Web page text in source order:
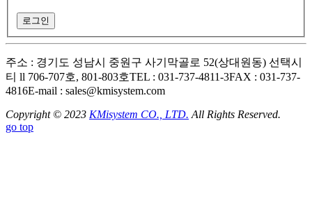
주소 : 경기도 성남시 중원구 사기막골로 52(상대원동) 선택시
티 ll 706-707호, 801-803호TEL : 031-737-4811-3FAX : 031-737-
4816E-mail : sales@kmisystem.com
Copyright © 2023 KMisystem CO., LTD. All Rights Reserved.
go top